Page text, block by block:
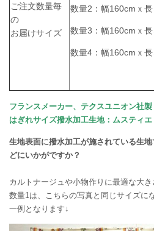
ご注文数量毎
の
お届けサイズ
数量2：幅160cmｘ
数量3：幅160cmｘ
数量4：幅160cmｘ
フランスメーカー、テクスユニオン社製
はぎれサイズ撥水加工生地：ムスティエ
生地表面に撥水加工が施されている生
どにいかがですか？
カルトナージュや小物作りに最適な大き
数量1は、こちらの写真と同じサイズに
一例となります↓